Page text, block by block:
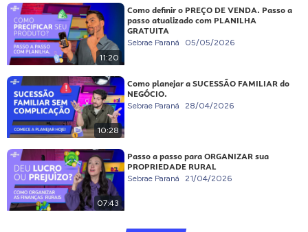
11:20
Como definir o PREÇO DE VENDA. Passo a
passo atualizado com PLANILHA
GRATUITA
Sebrae Paraná 05/05/2026
10:28
Como planejar a SUCESSÃO FAMILIAR do
NEGÓCIO.
Sebrae Paraná 28/04/2026
07:43
Passo a passo para ORGANIZAR sua
PROPRIEDADE RURAL
Sebrae Paraná 21/04/2026